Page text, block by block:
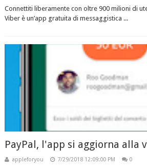
Connettiti liberamente con oltre 900 milioni di
Viber è un’app gratuita di messaggistica ...
PayPal, l'app si aggiorna alla
appleforyou 7/29/2018 12:09:00 PM 0